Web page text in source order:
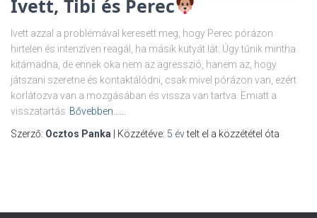
Ivett, Tibi és Perec
Ivett azzal a problémával keresett meg, hogy Perec pórázon
hirtelen és intenzíven reagál, ha másik kutyát lát. Úgy tűnik mintha
kitámadna, de ennek oka nem az agresszió, hanem az, hogy
játszani szeretne és kontaktálódni, csak mivel pórázon van, ezért
korlátozva van a mozgásában és vissza van tartva. Emiatt a
visszatartás Bővebben……
Szerző: Ocztos Panka | Közzétéve: 5 évtelt el a közzététel óta